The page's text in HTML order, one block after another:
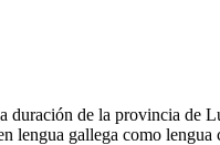
duración de la provincia de
lengua gallega como